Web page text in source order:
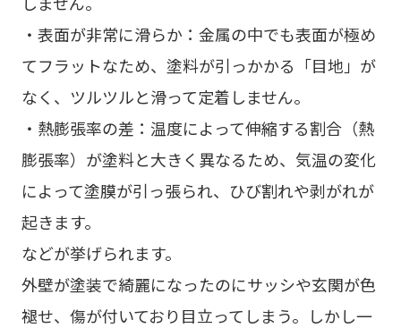
・表面が非常に滑らか：金属の中でも表面が極め
てフラットなため、塗料が引っかかる「目地」が
なく、ツルツルと滑って定着しません。
・熱膨張率の差：温度によって伸縮する割合（熱
膨張率）が塗料と大きく異なるため、気温の変化
によって塗膜が引っ張られ、ひび割れや剥がれが
起きます。
などが挙げられます。
外壁が塗装で綺麗になったのにサッシや玄関が色
褪せ、傷が付いており目立ってしまう。しかし一